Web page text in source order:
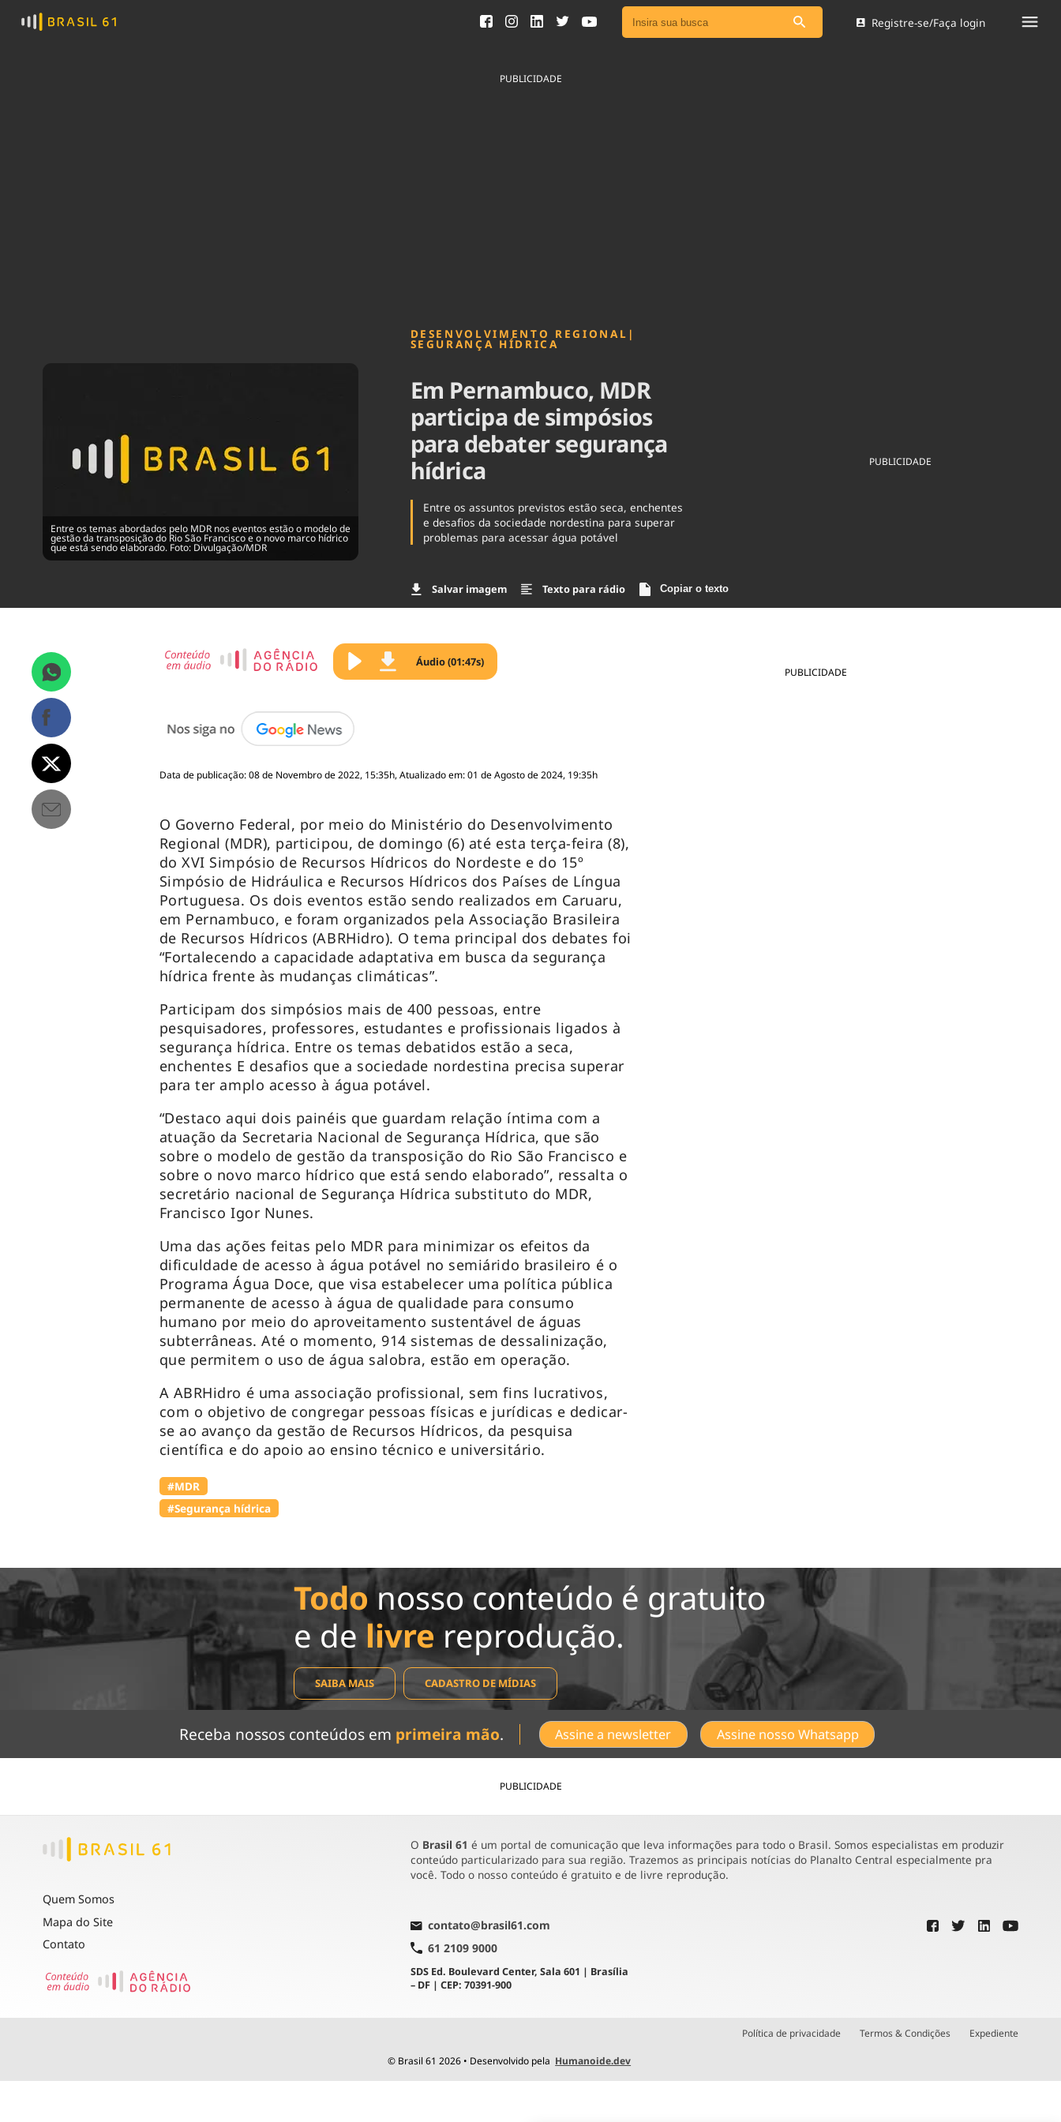
Ver todas as notícias
Cinema
Comportamento
Registre-se/Faça login
PUBLICIDADE
Entre os temas abordados pelo MDR nos eventos estão o modelo de
gestão da transposição do Rio São Francisco e o novo marco hídrico
que está sendo elaborado. Foto: Divulgação/MDR
DESENVOLVIMENTO REGIONAL |
SEGURANÇA HÍDRICA
Em Pernambuco, MDR
participa de simpósios
para debater segurança
hídrica
Entre os assuntos previstos estão seca, enchentes
e desafios da sociedade nordestina para superar
problemas para acessar água potável
Salvar imagem Texto para rádio Copiar o texto
PUBLICIDADE
PUBLICIDADE
Áudio (01:47s)
Data de publicação: 08 de Novembro de 2022, 15:35h, Atualizado em: 01 de Agosto de 2024, 19:35h
O Governo Federal, por meio do Ministério do Desenvolvimento
Regional (MDR), participou, de domingo (6) até esta terça-feira (8),
do XVI Simpósio de Recursos Hídricos do Nordeste e do 15º
Simpósio de Hidráulica e Recursos Hídricos dos Países de Língua
Portuguesa. Os dois eventos estão sendo realizados em Caruaru,
em Pernambuco, e foram organizados pela Associação Brasileira
de Recursos Hídricos (ABRHidro). O tema principal dos debates foi
“Fortalecendo a capacidade adaptativa em busca da segurança
hídrica frente às mudanças climáticas”.
Participam dos simpósios mais de 400 pessoas, entre
pesquisadores, professores, estudantes e profissionais ligados à
segurança hídrica. Entre os temas debatidos estão a seca,
enchentes E desafios que a sociedade nordestina precisa superar
para ter amplo acesso à água potável.
“Destaco aqui dois painéis que guardam relação íntima com a
atuação da Secretaria Nacional de Segurança Hídrica, que são
sobre o modelo de gestão da transposição do Rio São Francisco e
sobre o novo marco hídrico que está sendo elaborado”, ressalta o
secretário nacional de Segurança Hídrica substituto do MDR,
Francisco Igor Nunes.
Uma das ações feitas pelo MDR para minimizar os efeitos da
dificuldade de acesso à água potável no semiárido brasileiro é o
Programa Água Doce, que visa estabelecer uma política pública
permanente de acesso à água de qualidade para consumo
humano por meio do aproveitamento sustentável de águas
subterrâneas. Até o momento, 914 sistemas de dessalinização,
que permitem o uso de água salobra, estão em operação.
A ABRHidro é uma associação profissional, sem fins lucrativos,
com o objetivo de congregar pessoas físicas e jurídicas e dedicar-
se ao avanço da gestão de Recursos Hídricos, da pesquisa
científica e do apoio ao ensino técnico e universitário.
#MDR
#Segurança hídrica
Todonosso conteúdo é gratuito
e de livre reprodução.
SAIBA MAIS CADASTRO DE MÍDIAS
Receba nossos conteúdos em primeira mão. Assine a newsletter Assine nosso Whatsapp
PUBLICIDADE
Quem Somos
Mapa do Site
Contato
O Brasil 61 é um portal de comunicação que leva informações para todo o Brasil. Somos especialistas em produzir
conteúdo particularizado para sua região. Trazemos as principais notícias do Planalto Central especialmente pra
você. Todo o nosso conteúdo é gratuito e de livre reprodução.
contato@brasil61.com
61 2109 9000
SDS Ed. Boulevard Center, Sala 601 | Brasília
– DF | CEP: 70391-900
Política de privacidade Termos & Condições Expediente
© Brasil 61 2026 • Desenvolvido pela Humanoide.dev